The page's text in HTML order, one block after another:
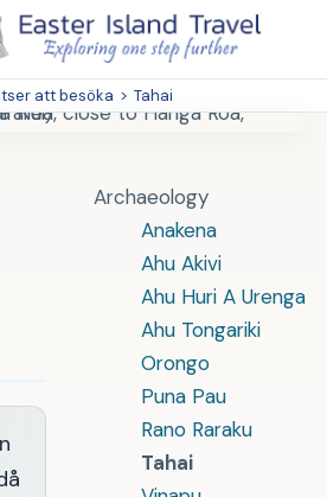
att besöka > Tahai
Archaeology
Anakena
Ahu Akivi
Ahu Huri A Urenga
Ahu Tongariki
Orongo
Puna Pau
Rano Raraku
Tahai